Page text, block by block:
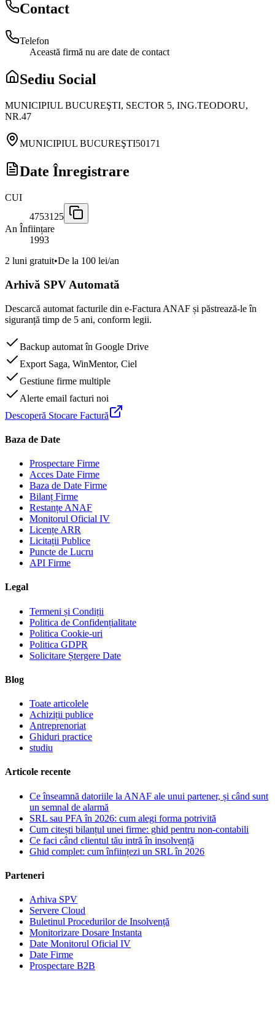
Contact
Telefon
Această firmă nu are date de contact
Sediu Social
MUNICIPIUL BUCUREŞTI, SECTOR 5, ING.TEODORU,
NR.47
MUNICIPIUL BUCUREŞTI50171
Date Înregistrare
CUI
4753125
An Înființare
1993
2 luni gratuit•De la 100 lei/an
Arhivă SPV Automată
Descarcă automat facturile din e-Factura ANAF și păstrează-le în
siguranță timp de 5 ani, conform legii.
Backup automat în Google Drive
Export Saga, WinMentor, Ciel
Gestiune firme multiple
Alerte email facturi noi
Descoperă Stocare Factură
Baza de Date
Prospectare Firme
Acces Date Firme
Baza de Date Firme
Bilanț Firme
Restanțe ANAF
Monitorul Oficial IV
Licențe ARR
Licitații Publice
Puncte de Lucru
API Firme
Legal
Termeni și Condiții
Politica de Confidențialitate
Politica Cookie-uri
Politica GDPR
Solicitare Ștergere Date
Blog
Toate articolele
Achiziții publice
Antreprenoriat
Ghiduri practice
studiu
Articole recente
Ce înseamnă datoriile la ANAF ale unui partener, și când sunt
un semnal de alarmă
SRL sau PFA în 2026: cum alegi forma potrivită
Cum citești bilanțul unei firme: ghid pentru non-contabili
Ce faci când clientul tău intră în insolvență
Ghid complet: cum înființezi un SRL în 2026
Parteneri
Arhiva SPV
Servere Cloud
Buletinul Procedurilor de Insolvență
Monitorizare Dosare Instanta
Date Monitorul Oficial IV
Date Firme
Prospectare B2B